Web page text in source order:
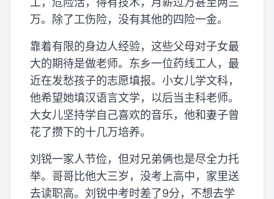
万。除了工伤险，没有其他的四险一金。
靠着有限的身边人经验，这些父母对子女最
大的期待是做老师。东乡一位药线工人，最
近在发愁孩子的志愿填报。小女儿学文科，
他希望她填汉语言文学，以后当主科老师。
大女儿坚持学自己喜欢的音乐，他和妻子曾
花了攒下的十几万培养。
刘锐一家人节俭，但对兄弟俩也是尽全力托
举。哥哥比他大三岁，没考上高中，家里送
去读职高。刘锐中考时差了9分，不想去学